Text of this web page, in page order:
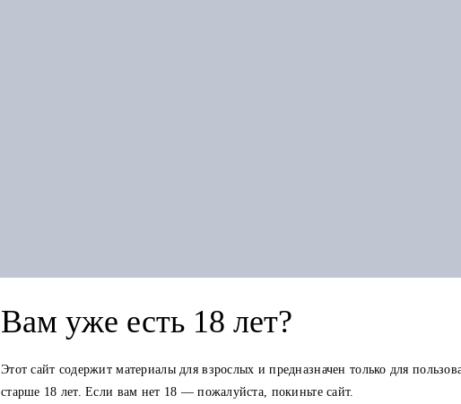
Вам уже есть 18 лет?
Этот сайт содержит материалы для взрослых и предназначен только для
старше 18 лет. Если вам нет 18 — пожалуйста, покиньте сайт.